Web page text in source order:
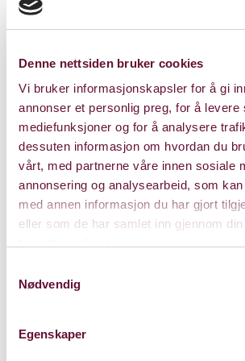
Denne nettsiden bruker cookies
Vi bruker informasjonskapsler for å gi
annonser et personlig preg, for å levere
mediefunksjoner og for å analysere
dessuten informasjon om hvordan du
vårt, med partnerne våre innen sosiale
annonsering og analysearbeid, som
med annen informasjon du har gjort
eller som de har samlet inn gjennom
Nødvendig
Egenskaper
Varighet: 2 t, m/
Torsdag 2. desember
Kl. 18:00 Forestillingen er spilt